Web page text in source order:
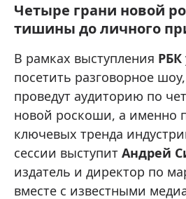
Четыре грани новой
тишины до личного
В рамках выступления РБК
посетить разговорное
проведут аудиторию по
новой роскоши, а именно
ключевых тренда
сессии выступит Андрей
издатель и директор по
вместе с известными